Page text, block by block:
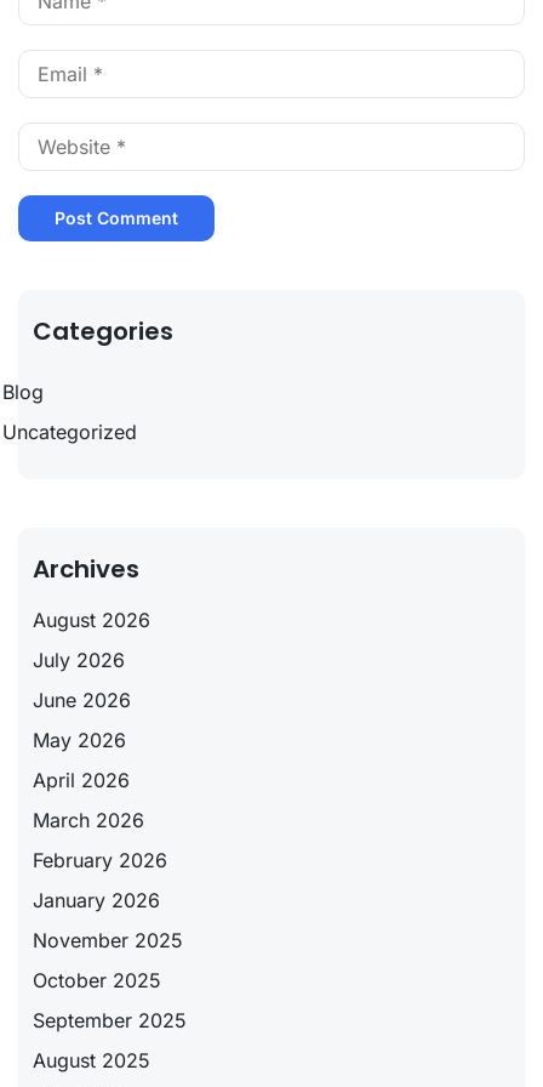
Categories
Blog
Uncategorized
Archives
August 2026
July 2026
June 2026
May 2026
April 2026
March 2026
February 2026
January 2026
November 2025
October 2025
September 2025
August 2025